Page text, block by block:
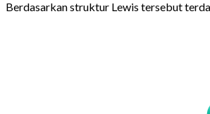
Berdasarkan struktur Lewis tersebut